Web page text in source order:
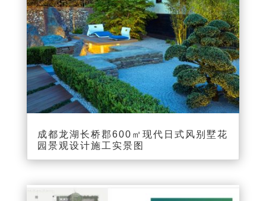
成都龙湖长桥郡600㎡现代日式风别墅花
园景观设计施工实景图